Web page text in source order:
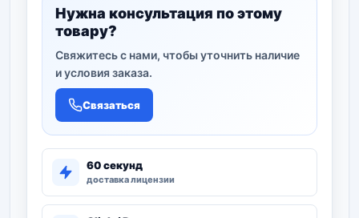
Нужна консультация по этому
товару?
Свяжитесь с нами, чтобы уточнить наличие
и условия заказа.
Связаться
60 секунд
доставка лицензии